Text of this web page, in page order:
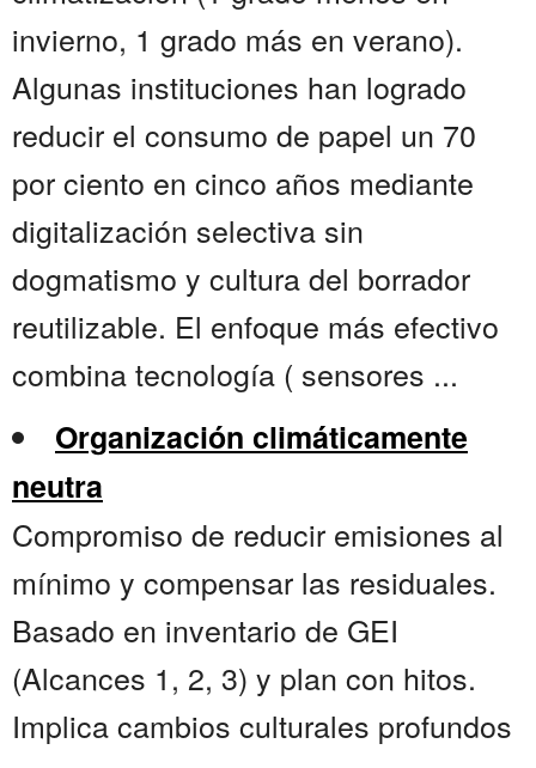
invierno, 1 grado más en verano).
Algunas instituciones han logrado
reducir el consumo de papel un 70
por ciento en cinco años mediante
digitalización selectiva sin
dogmatismo y cultura del borrador
reutilizable. El enfoque más efectivo
combina tecnología ( sensores ...
Organización climáticamente
neutra
Compromiso de reducir emisiones al
mínimo y compensar las residuales.
Basado en inventario de GEI
(Alcances 1, 2, 3) y plan con hitos.
Implica cambios culturales profundos